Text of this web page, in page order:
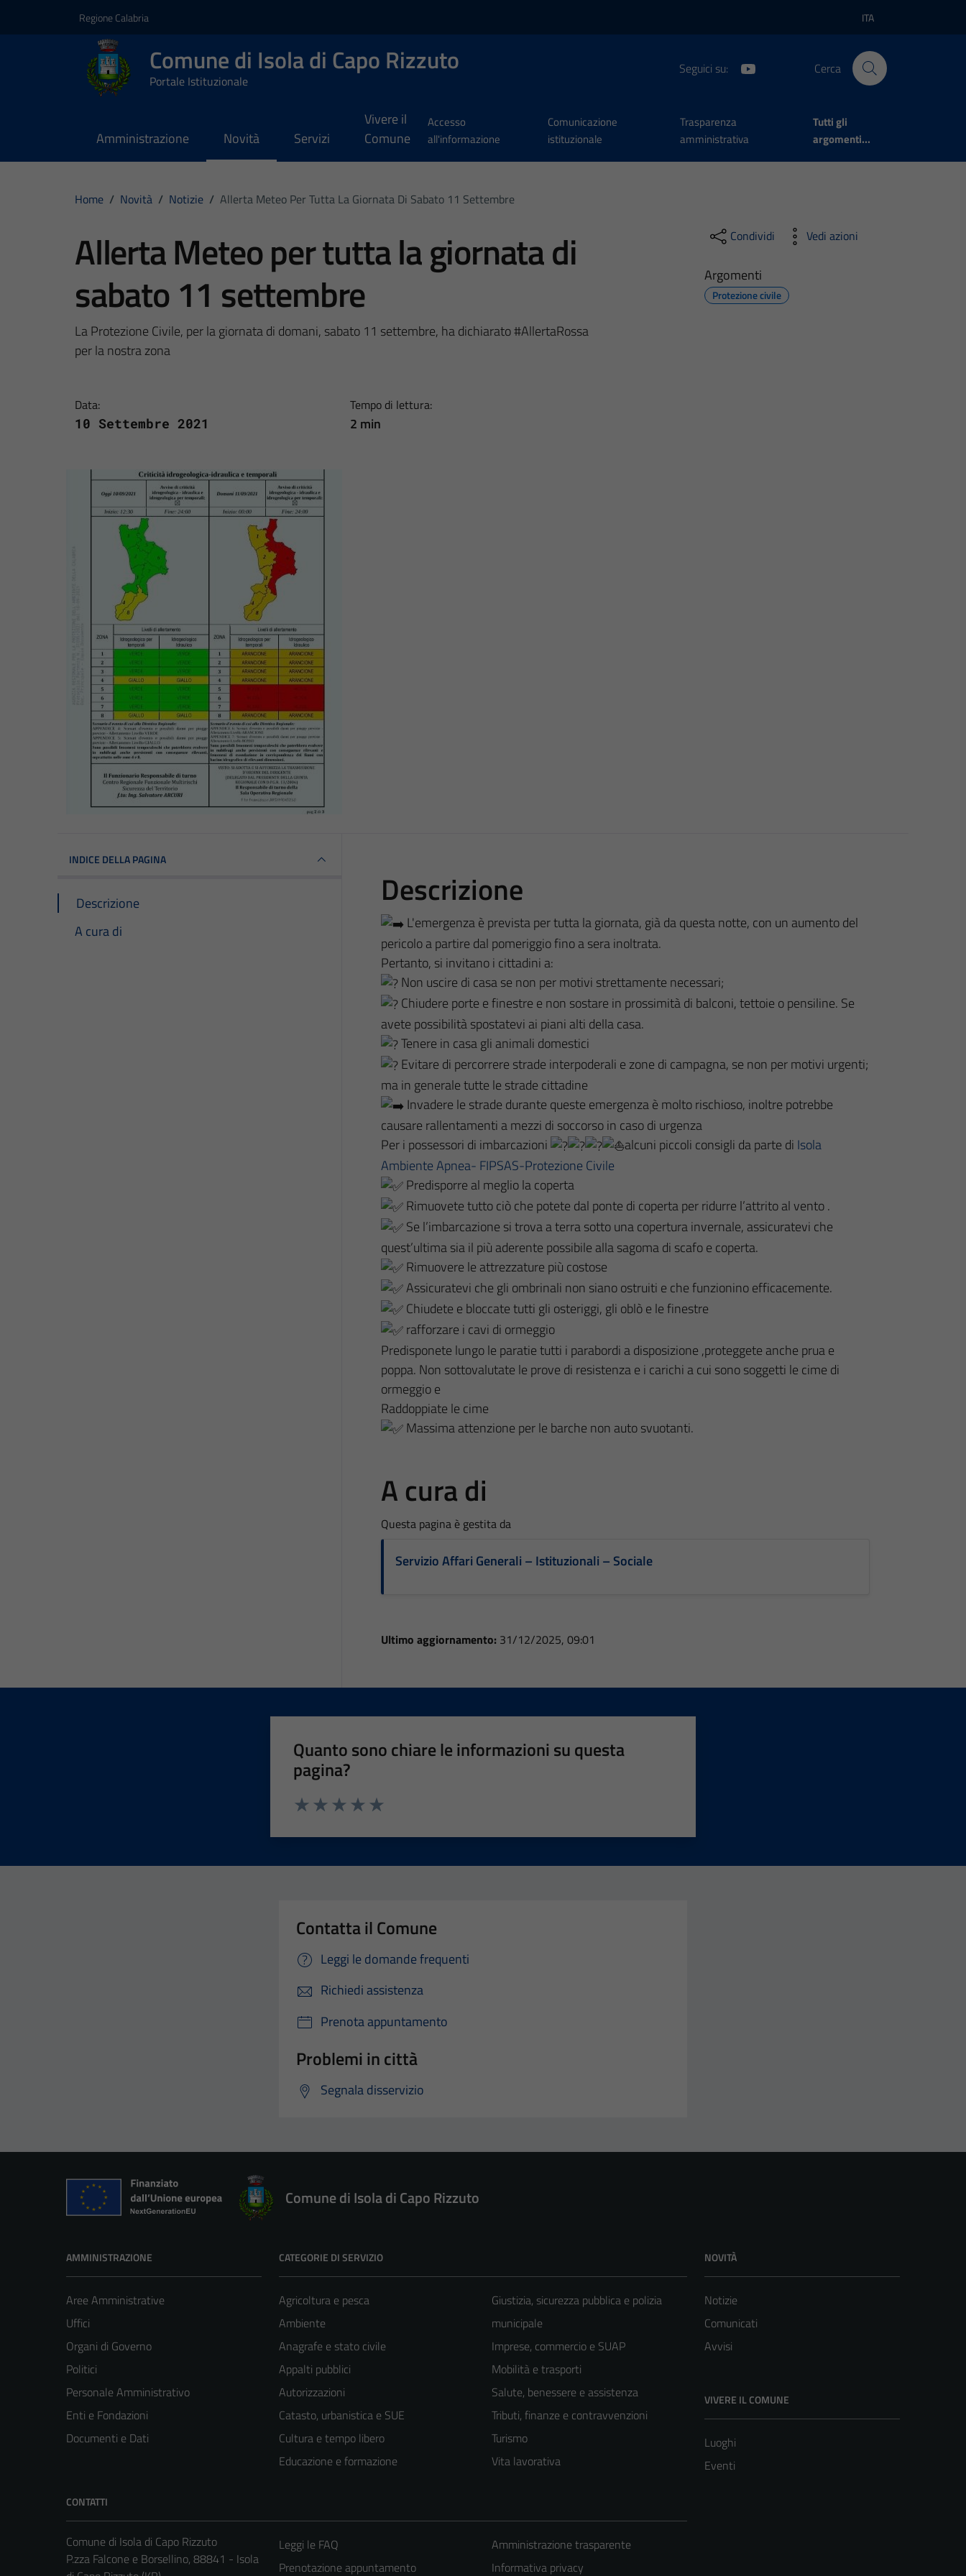
Regione Calabria Lingua attiva:
ITA
Comune di Isola di Capo Rizzuto
Portale Istituzionale
Seguici su: Cerca
Amministrazione Novità Servizi
Vivere il
Comune
Accesso
all'informazione
Comunicazione
istituzionale
Trasparenza
amministrativa
Tutti gli
argomenti...
Home / Novità / Notizie / Allerta Meteo Per Tutta La Giornata Di Sabato 11 Settembre
Allerta Meteo per tutta la giornata di
sabato 11 settembre
La Protezione Civile, per la giornata di domani, sabato 11 settembre, ha dichiarato #AllertaRossa
per la nostra zona
Data:
10 Settembre 2021
Tempo di lettura:
2 min
Condividi Vedi azioni
Argomenti
Protezione civile
INDICE DELLA PAGINA
Descrizione
A cura di
Descrizione
L'emergenza è prevista per tutta la giornata, già da questa notte, con un aumento del
pericolo a partire dal pomeriggio fino a sera inoltrata.
Pertanto, si invitano i cittadini a:
Non uscire di casa se non per motivi strettamente necessari;
Chiudere porte e finestre e non sostare in prossimità di balconi, tettoie o pensiline. Se
avete possibilità spostatevi ai piani alti della casa.
Tenere in casa gli animali domestici
Evitare di percorrere strade interpoderali e zone di campagna, se non per motivi urgenti;
ma in generale tutte le strade cittadine
Invadere le strade durante queste emergenza è molto rischioso, inoltre potrebbe
causare rallentamenti a mezzi di soccorso in caso di urgenza
Per i possessori di imbarcazioni
alcuni piccoli consigli da parte di Isola
Ambiente Apnea- FIPSAS-Protezione Civile
Predisporre al meglio la coperta
Rimuovete tutto ciò che potete dal ponte di coperta per ridurre l’attrito al vento .
Se l’imbarcazione si trova a terra sotto una copertura invernale, assicuratevi che
quest’ultima sia il più aderente possibile alla sagoma di scafo e coperta.
Rimuovere le attrezzature più costose
Assicuratevi che gli ombrinali non siano ostruiti e che funzionino efficacemente.
Chiudete e bloccate tutti gli osteriggi, gli oblò e le finestre
rafforzare i cavi di ormeggio
Predisponete lungo le paratie tutti i parabordi a disposizione ,proteggete anche prua e
poppa. Non sottovalutate le prove di resistenza e i carichi a cui sono soggetti le cime di
ormeggio e
Raddoppiate le cime
Massima attenzione per le barche non auto svuotanti.
A cura di
Questa pagina è gestita da
Servizio Affari Generali – Istituzionali – Sociale
Ultimo aggiornamento: 31/12/2025, 09:01
Quanto sono chiare le informazioni su questa
pagina?
Contatta il Comune
Leggi le domande frequenti
Richiedi assistenza
Prenota appuntamento
Problemi in città
Segnala disservizio
Comune di Isola di Capo Rizzuto
AMMINISTRAZIONE
Aree Amministrative
Uffici
Organi di Governo
Politici
Personale Amministrativo
Enti e Fondazioni
Documenti e Dati
CATEGORIE DI SERVIZIO
Agricoltura e pesca
Ambiente
Anagrafe e stato civile
Appalti pubblici
Autorizzazioni
Catasto, urbanistica e SUE
Cultura e tempo libero
Educazione e formazione
Giustizia, sicurezza pubblica e polizia
municipale
Imprese, commercio e SUAP
Mobilità e trasporti
Salute, benessere e assistenza
Tributi, finanze e contravvenzioni
Turismo
Vita lavorativa
NOVITÀ
Notizie
Comunicati
Avvisi
VIVERE IL COMUNE
Luoghi
Eventi
CONTATTI
Comune di Isola di Capo Rizzuto
P.zza Falcone e Borsellino, 88841 - Isola
Leggi le FAQ
Prenotazione appuntamento
Amministrazione trasparente
Informativa privacy
Tecnici
Questi cookie